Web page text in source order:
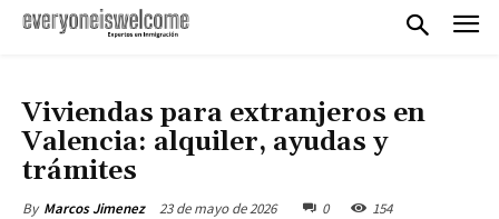
Viviendas para extranjeros en
Valencia: alquiler, ayudas y
trámites
By Marcos Jimenez 23 de mayo de 2026 0 154